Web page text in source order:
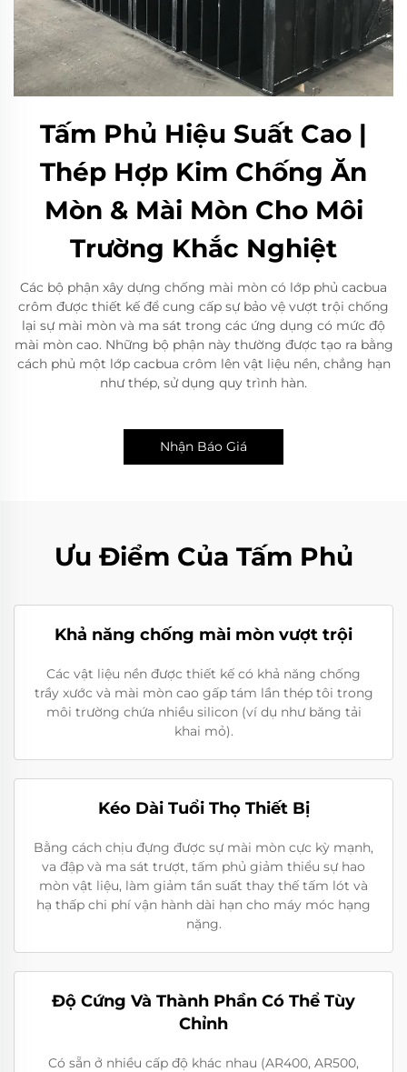
Tấm Phủ Hiệu Suất Cao |
Thép Hợp Kim Chống Ăn
Mòn & Mài Mòn Cho Môi
Trường Khắc Nghiệt
Các bộ phận xây dựng chống mài mòn có lớp phủ cacbua
crôm được thiết kế để cung cấp sự bảo vệ vượt trội chống
lại sự mài mòn và ma sát trong các ứng dụng có mức độ
mài mòn cao. Những bộ phận này thường được tạo ra bằng
cách phủ một lớp cacbua crôm lên vật liệu nền, chẳng hạn
như thép, sử dụng quy trình hàn.
Nhận Báo Giá
Ưu Điểm Của Tấm Phủ
Khả năng chống mài mòn vượt trội
Các vật liệu nền được thiết kế có khả năng chống
trầy xước và mài mòn cao gấp tám lần thép tôi trong
môi trường chứa nhiều silicon (ví dụ như băng tải
khai mỏ).
Kéo Dài Tuổi Thọ Thiết Bị
Bằng cách chịu đựng được sự mài mòn cực kỳ mạnh,
va đập và ma sát trượt, tấm phủ giảm thiểu sự hao
mòn vật liệu, làm giảm tần suất thay thế tấm lót và
hạ thấp chi phí vận hành dài hạn cho máy móc hạng
nặng.
Độ Cứng Và Thành Phần Có Thể Tùy
Chỉnh
Có sẵn ở nhiều cấp độ khác nhau (AR400, AR500,